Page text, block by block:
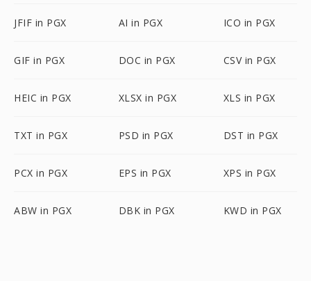
JFIF in PGX AI in PGX ICO in PGX
GIF in PGX DOC in PGX CSV in PGX
HEIC in PGX XLSX in PGX XLS in PGX
TXT in PGX PSD in PGX DST in PGX
PCX in PGX EPS in PGX XPS in PGX
ABW in PGX DBK in PGX KWD in PGX